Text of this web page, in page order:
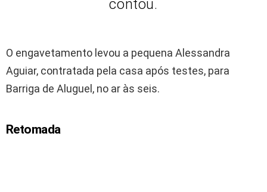
contou.
O engavetamento levou a pequena Alessandra
Aguiar, contratada pela casa após testes, para
Barriga de Aluguel, no ar às seis.
Retomada